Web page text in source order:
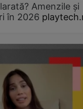
Amenzile și
în 2026